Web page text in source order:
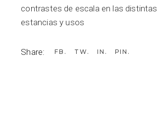
contrastes de escala en las distintas
estancias y usos
Share: FB TW IN PIN